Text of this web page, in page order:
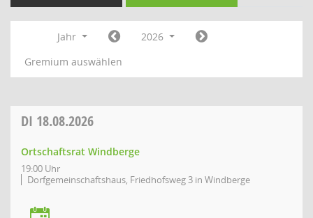
Jahr
2026
Gremium auswählen
DI 18.08.2026
Ortschaftsrat Windberge
19:00 Uhr
Dorfgemeinschaftshaus, Friedhofsweg 3 in Windberge